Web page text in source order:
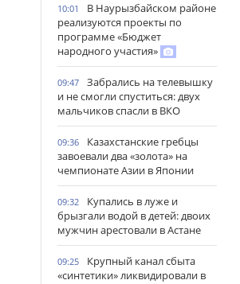
10:01
В Наурызбайском районе
реализуются проекты по
программе «Бюджет
народного участия»
09:47
Забрались на телевышку
и не смогли спуститься: двух
мальчиков спасли в ВКО
09:36
Казахстанские гребцы
завоевали два «золота» на
чемпионате Азии в Японии
09:32
Купались в луже и
брызгали водой в детей: двоих
мужчин арестовали в Астане
09:25
Крупный канал сбыта
«синтетики» ликвидировали в